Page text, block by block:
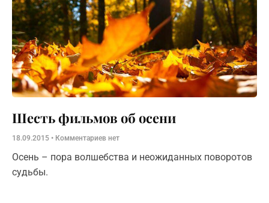
Шесть фильмов об осени
18.09.2015 Комментариев нет
Осень – пора волшебства и неожиданных поворотов
судьбы.